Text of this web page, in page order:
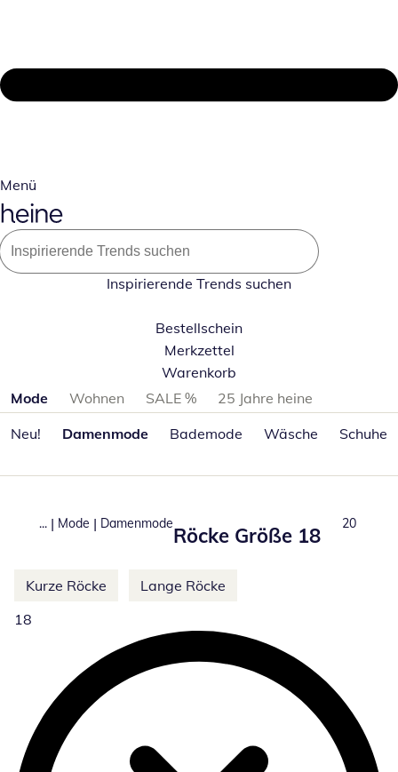
Menü
Inspirierende Trends suchen
Bestellschein
Merkzettel
Warenkorb
Produktkategorien überspringen
Mode Wohnen SALE %
25 Jahre heine
Neu!
Damenmode Bademode Wäsche Schuhe
... | Mode | Damenmode
Röcke Größe 18
Total
20
Weitere Kategorien überspringen
Kurze Röcke
Lange Röcke
18